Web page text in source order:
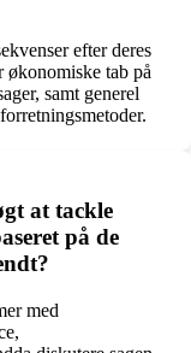
efter deres
økonomiske tab på
samt generel
at tackle
på de
med